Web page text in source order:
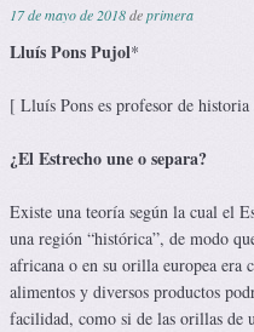
17 de mayo de 2018deprimera
Lluís Pons Pujol*
[ Lluís Pons es profesor de
¿El Estrecho une o separa?
Existe una teoría según la cual el
una región “histórica”, de modo
africana o en su orilla europea era
alimentos y diversos productos
facilidad, como si de las orillas de